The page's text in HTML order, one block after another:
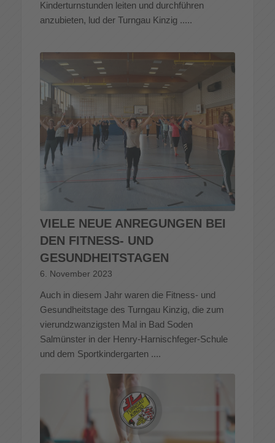
Kinderturnstunden leiten und durchführen
anzubieten, lud der Turngau Kinzig .....
VIELE NEUE ANREGUNGEN BEI
DEN FITNESS- UND
GESUNDHEITSTAGEN
6. November 2023
Auch in diesem Jahr waren die Fitness- und
Gesundheitstage des Turngau Kinzig, die zum
vierundzwanzigsten Mal in Bad Soden
Salmünster in der Henry-Harnischfeger-Schule
und dem Sportkindergarten ....